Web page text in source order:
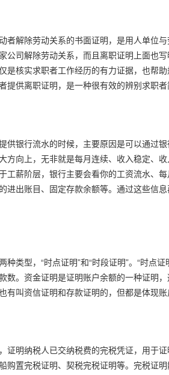
者解除劳动关系的书面证明，是用人单位
公司解除劳动关系，而且离职证明上面也
是核实求职者工作经历的有力证据，也帮
提供离职证明，是一种很有效的辨别求职者
供银行流水的时候，主要原因是可以通过
方向上，无非就是每月连续、收入稳定、
工薪阶层，银行主要会看你的工资流水、
进出账目、固定存款余额等。通过这些信
类型，“时点证明”和“时段证明”。“时点
数。资金证明是证明账户余额的一种证明
有叫资信证明和存款证明的，但都是体现账
证明纳税人已交纳税费的完税凭证，用于
购置完税证明、契税完税证明等。完税证